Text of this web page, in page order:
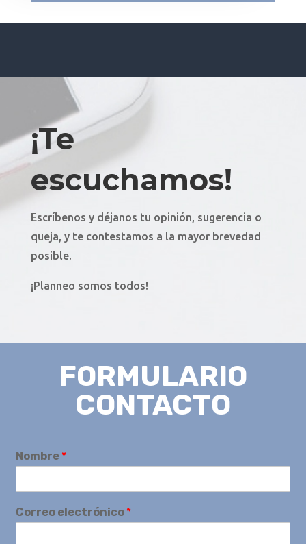
¡Te
escuchamos!
Escríbenos y déjanos tu opinión, sugerencia o
queja, y te contestamos a la mayor brevedad
posible.
¡Planneo somos todos!
FORMULARIO
CONTACTO
Nombre *
Correo electrónico *